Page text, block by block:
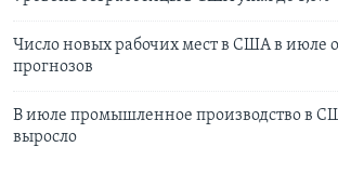
Число новых рабочих мест в США в июле
прогнозов
В июле промышленное производство в
выросло